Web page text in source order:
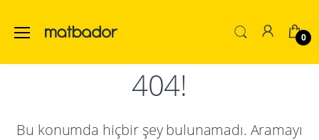
0
404!
Bu konumda hiçbir şey bulunamadı. Aramayı